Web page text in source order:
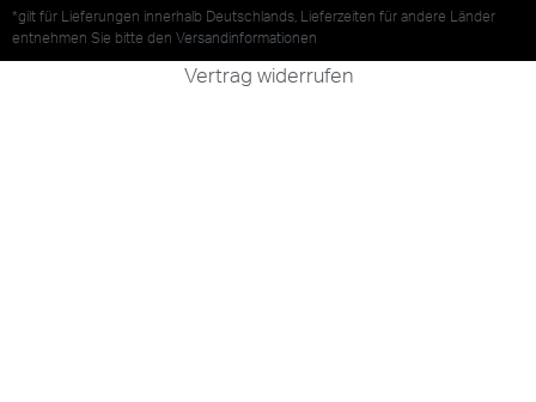
*gilt für Lieferungen innerhalb Deutschlands, Lieferzeiten für andere Länder
entnehmen Sie bitte den Versandinformationen
Vertrag widerrufen